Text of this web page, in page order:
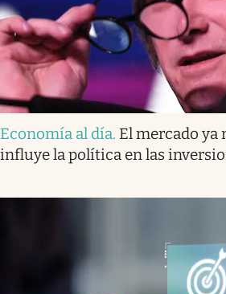
Economía al día. El mercado ya
influye la política en las